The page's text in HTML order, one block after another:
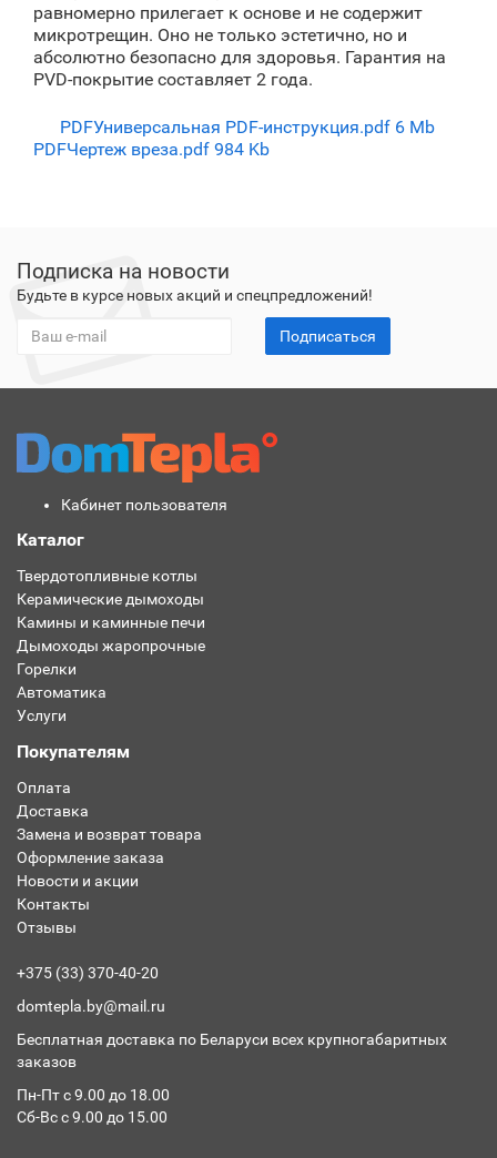
равномерно прилегает к основе и не содержит
микротрещин. Оно не только эстетично, но и
абсолютно безопасно для здоровья. Гарантия на
PVD-покрытие составляет 2 года.
PDFУниверсальная PDF-инструкция.pdf 6 Mb
PDFЧертеж вреза.pdf 984 Kb
Подписка на новости
Будьте в курсе новых акций и спецпредложений!
Подписаться
Кабинет пользователя
Каталог
Твердотопливные котлы
Керамические дымоходы
Камины и каминные печи
Дымоходы жаропрочные
Горелки
Автоматика
Услуги
Покупателям
Оплата
Доставка
Замена и возврат товара
Оформление заказа
Новости и акции
Контакты
Отзывы
+375 (33) 370-40-20
domtepla.by@mail.ru
Бесплатная доставка по Беларуси всех крупногабаритных
заказов
Пн-Пт с 9.00 до 18.00
Сб-Вс с 9.00 до 15.00